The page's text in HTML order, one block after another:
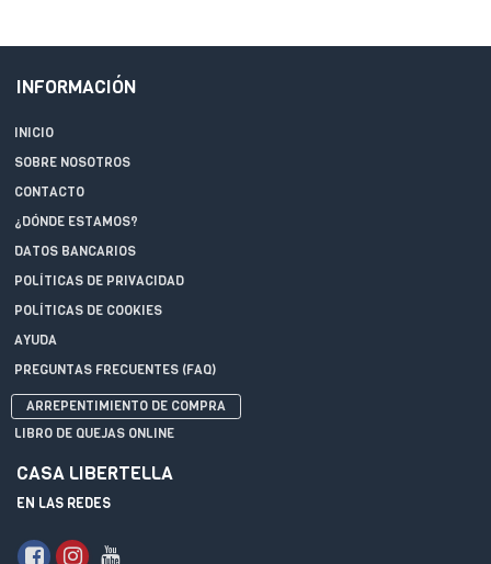
INFORMACIÓN
INICIO
SOBRE NOSOTROS
CONTACTO
¿DÓNDE ESTAMOS?
DATOS BANCARIOS
POLÍTICAS DE PRIVACIDAD
POLÍTICAS DE COOKIES
AYUDA
PREGUNTAS FRECUENTES (FAQ)
ARREPENTIMIENTO DE COMPRA
LIBRO DE QUEJAS ONLINE
CASA LIBERTELLA
EN LAS REDES